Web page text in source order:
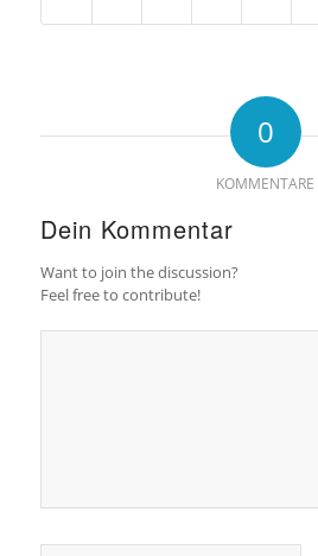
0
KOMMENTARE
Dein Kommentar
Want to join the discussion?
Feel free to contribute!